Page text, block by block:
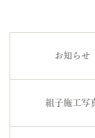
お知らせ
組子施工写